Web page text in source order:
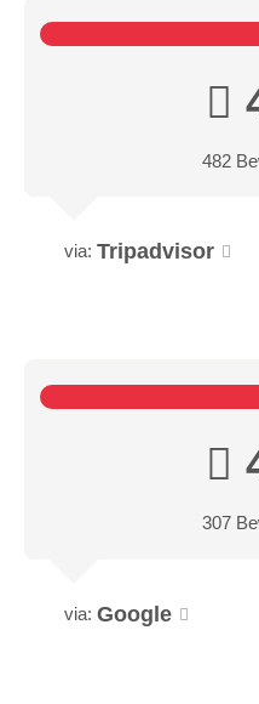
482
via: Tripadvisor
307
via: Google